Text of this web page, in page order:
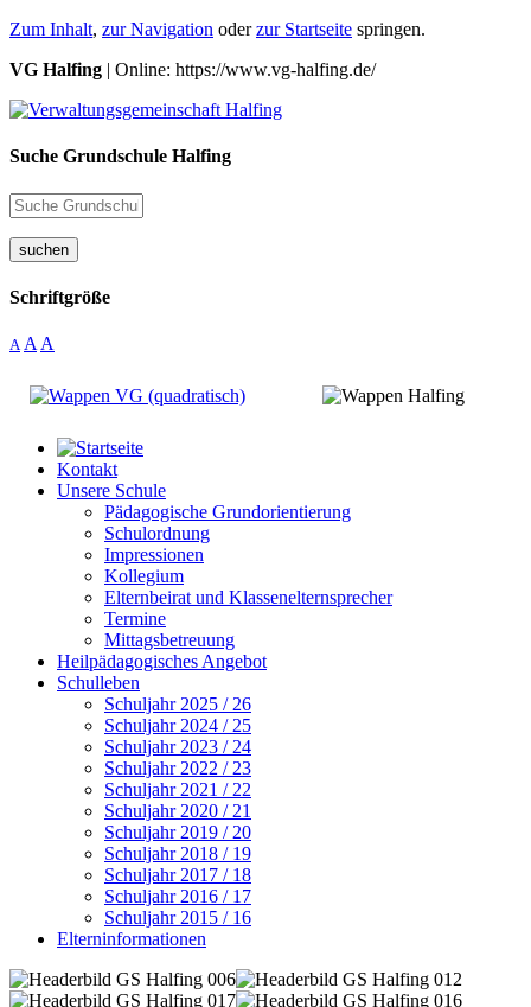
Zum Inhalt, zur Navigation oderzur Startseite springen.
VG Halfing | Online: https://www.vg-halfing.de/
Suche Grundschule Halfing
suchen
Schriftgröße
A A A
Kontakt
Unsere Schule
Pädagogische Grundorientierung
Schulordnung
Impressionen
Kollegium
Elternbeirat und Klassenelternsprecher
Termine
Mittagsbetreuung
Heilpädagogisches Angebot
Schulleben
Schuljahr 2025 / 26
Schuljahr 2024 / 25
Schuljahr 2023 / 24
Schuljahr 2022 / 23
Schuljahr 2021 / 22
Schuljahr 2020 / 21
Schuljahr 2019 / 20
Schuljahr 2018 / 19
Schuljahr 2017 / 18
Schuljahr 2016 / 17
Schuljahr 2015 / 16
Elterninformationen